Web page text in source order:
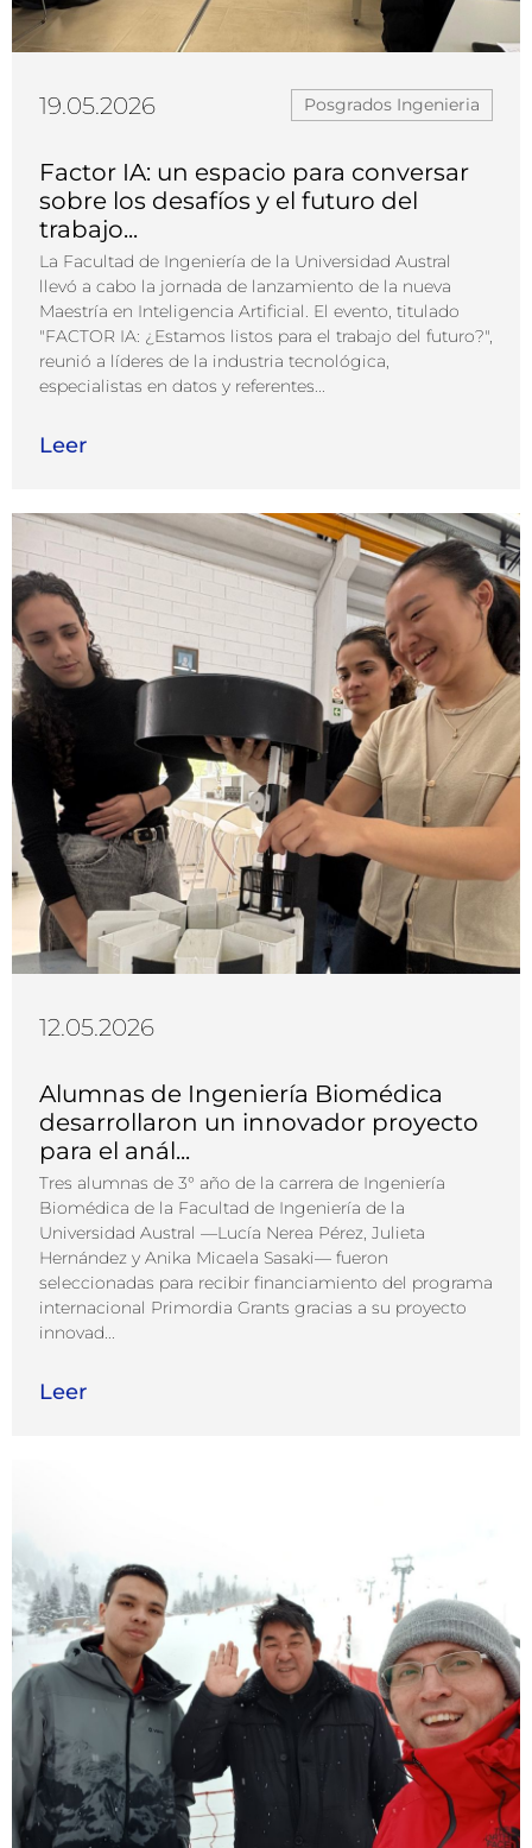
19.05.2026 Posgrados Ingenieria
Factor IA: un espacio para conversar
sobre los desafíos y el futuro del
trabajo...
La Facultad de Ingeniería de la Universidad Austral
llevó a cabo la jornada de lanzamiento de la nueva
Maestría en Inteligencia Artificial. El evento, titulado
"FACTOR IA: ¿Estamos listos para el trabajo del futuro?",
reunió a líderes de la industria tecnológica,
especialistas en datos y referentes...
Leer
12.05.2026
Alumnas de Ingeniería Biomédica
desarrollaron un innovador proyecto
para el anál...
Tres alumnas de 3° año de la carrera de Ingeniería
Biomédica de la Facultad de Ingeniería de la
Universidad Austral —Lucía Nerea Pérez, Julieta
Hernández y Anika Micaela Sasaki— fueron
seleccionadas para recibir financiamiento del programa
internacional Primordia Grants gracias a su proyecto
innovad...
Leer